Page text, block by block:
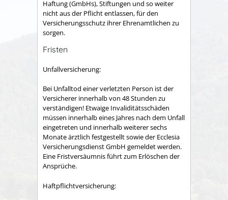
Haftung (GmbHs), Stiftungen und so weiter
nicht aus der Pflicht entlassen, für den
Versicherungsschutz ihrer Ehrenamtlichen zu
sorgen.
Fristen
Unfallversicherung:
Bei Unfalltod einer verletzten Person ist der
Versicherer innerhalb von 48 Stunden zu
verständigen! Etwaige Invaliditätsschäden
müssen innerhalb eines Jahres nach dem Unfall
eingetreten und innerhalb weiterer sechs
Monate ärztlich festgestellt sowie der Ecclesia
Versicherungsdienst GmbH gemeldet werden.
Eine Fristversäumnis führt zum Erlöschen der
Ansprüche.
Haftpflichtversicherung: